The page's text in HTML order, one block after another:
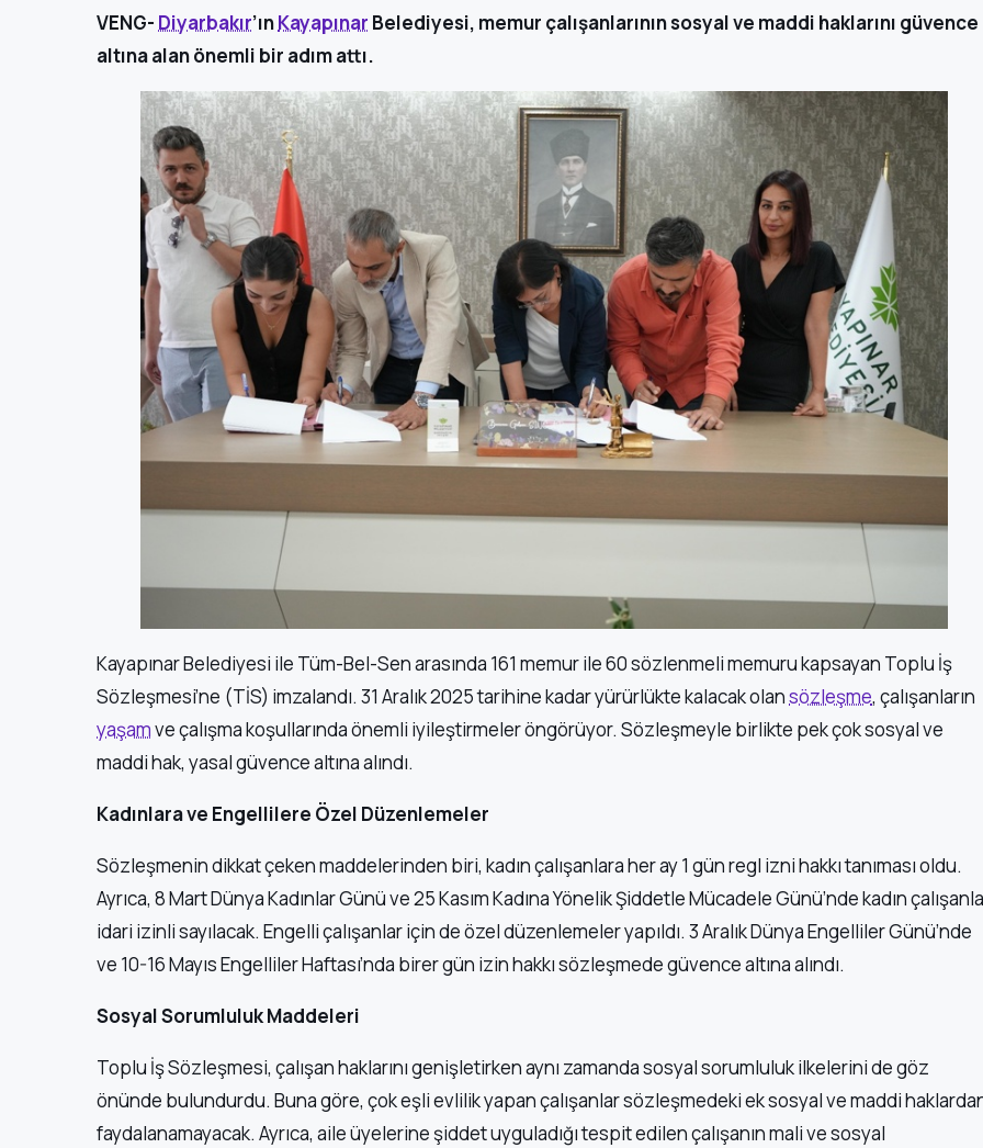
VENG- Diyarbakır’ınKayapınar Belediyesi, memur çalışanlarının sosyal ve maddi haklarını güvence
altına alan önemli bir adım attı.
Kayapınar Belediyesi ile Tüm-Bel-Sen arasında 161 memur ile 60 sözlenmeli memuru kapsayan Toplu İş
Sözleşmesi’ne (TİS) imzalandı. 31 Aralık 2025 tarihine kadar yürürlükte kalacak olansözleşme, çalışanların
yaşamve çalışma koşullarında önemli iyileştirmeler öngörüyor. Sözleşmeyle birlikte pek çok sosyal ve
maddi hak, yasal güvence altına alındı.
Kadınlara ve Engellilere Özel Düzenlemeler
Sözleşmenin dikkat çeken maddelerinden biri, kadın çalışanlara her ay 1 gün regl izni hakkı tanıması oldu.
Ayrıca, 8 Mart Dünya Kadınlar Günü ve 25 Kasım Kadına Yönelik Şiddetle Mücadele Günü’nde kadın
idari izinli sayılacak. Engelli çalışanlar için de özel düzenlemeler yapıldı. 3 Aralık Dünya Engelliler Günü’nde
ve 10-16 Mayıs Engelliler Haftası’nda birer gün izin hakkı sözleşmede güvence altına alındı.
Sosyal Sorumluluk Maddeleri
Toplu İş Sözleşmesi, çalışan haklarını genişletirken aynı zamanda sosyal sorumluluk ilkelerini de göz
önünde bulundurdu. Buna göre, çok eşli evlilik yapan çalışanlar sözleşmedeki ek sosyal ve maddi
faydalanamayacak. Ayrıca, aile üyelerine şiddet uyguladığı tespit edilen çalışanın mali ve sosyal